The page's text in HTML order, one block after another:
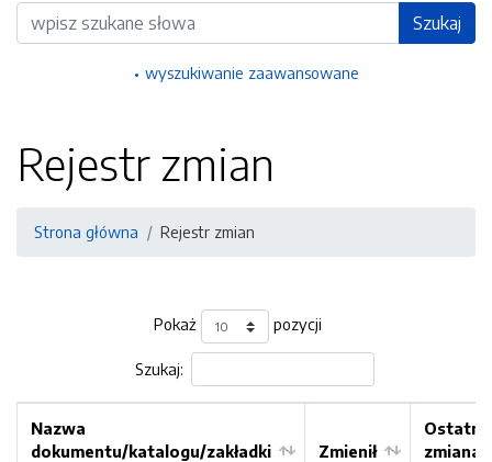
Wyszukiwarka Szukaj
wyszukiwanie zaawansowane
Rejestr zmian
Strona główna Rejestr zmian
Pokaż pozycji
Szukaj:
Nazwa
dokumentu/katalogu/zakładki
Zmienił
zmiana